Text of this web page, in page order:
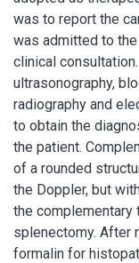
was to report the
was admitted to
clinical
ultrasonography,
radiography and
to obtain the
the patient.
of a rounded
the Doppler, but
the
splenectomy. After
formalin for